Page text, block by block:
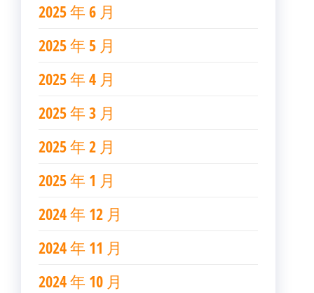
2025 年 6 月
2025 年 5 月
2025 年 4 月
2025 年 3 月
2025 年 2 月
2025 年 1 月
2024 年 12 月
2024 年 11 月
2024 年 10 月